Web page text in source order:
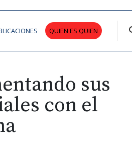
QUIEN ES QUIEN
sus
con el